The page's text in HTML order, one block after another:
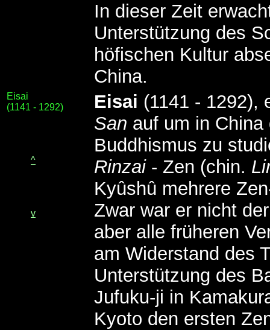
In dieser Zeit
Unterstützung des
höfischen Kultur
China.
Eisai
(1141 - 1292)
^
v
Eisai (1141 - 1292),
San auf um in
Buddhismus zu
Rinzai- Zen (chin.
Kyûshû mehrere
Zwar war er nicht
aber alle früheren
am Widerstand des
Unterstützung des
Jufuku-ji in
Kyoto den ersten